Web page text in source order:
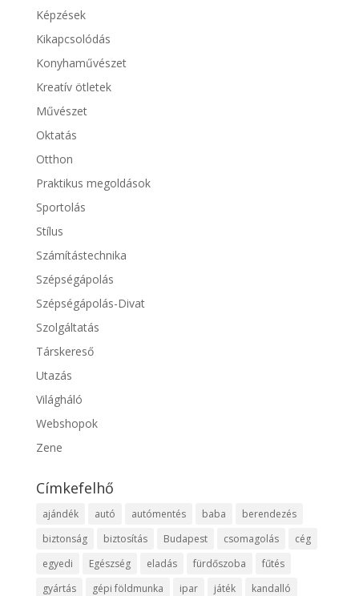
Képzések
Kikapcsolódás
Konyhaművészet
Kreatív ötletek
Művészet
Oktatás
Otthon
Praktikus megoldások
Sportolás
Stílus
Számítástechnika
Szépségápolás
Szépségápolás-Divat
Szolgáltatás
Társkereső
Utazás
Világháló
Webshopok
Zene
Címkefelhő
ajándék autó autómentés baba
berendezés
biztonság
biztosítás Budapest csomagolás
cég
egyedi
Egészség eladás fürdőszoba
fűtés
gyártás
gépi földmunka ipar játék kandalló